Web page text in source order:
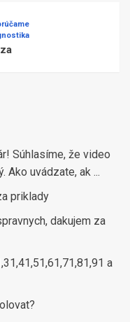
Súhlasíme, že video
Ako uvádzate, ak ...
priklady
dakujem za
a